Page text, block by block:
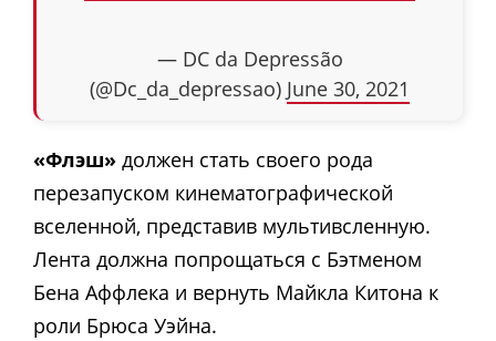
— DC da Depressão
(@Dc_da_depressao) June 30, 2021
«Флэш» должен стать своего рода
перезапуском кинематографической
вселенной, представив мультивсленную.
Лента должна попрощаться с Бэтменом
Бена Аффлека и вернуть Майкла Китона к
роли Брюса Уэйна.